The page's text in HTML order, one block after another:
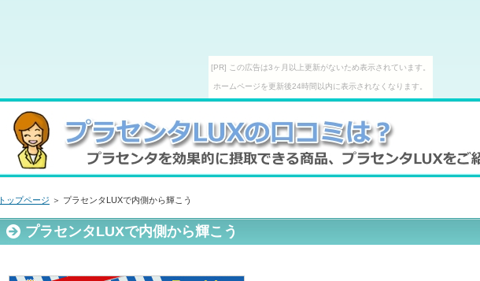
[PR] この広告は3ヶ月以上更新がないため表示されています。
ホームページを更新後24時間以内に表示されなくなります。
トップページ ＞ プラセンタLUXで内側から輝こう
プラセンタLUXで内側から輝こう